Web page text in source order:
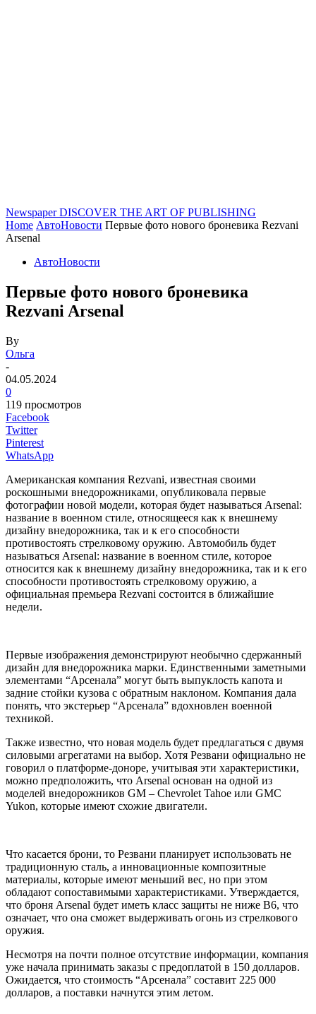
Newspaper DISCOVER THE ART OF PUBLISHING
Home АвтоНовости Первые фото нового броневика Rezvani
Arsenal
АвтоНовости
Первые фото нового броневика
Rezvani Arsenal
By
Ольга
-
04.05.2024
0
119 просмотров
Facebook
Twitter
Pinterest
WhatsApp
Американская компания Rezvani, известная своими
роскошными внедорожниками, опубликовала первые
фотографии новой модели, которая будет называться Arsenal:
название в военном стиле, относящееся как к внешнему
дизайну внедорожника, так и к его способности
противостоять стрелковому оружию. Автомобиль будет
называться Arsenal: название в военном стиле, которое
относится как к внешнему дизайну внедорожника, так и к его
способности противостоять стрелковому оружию, а
официальная премьера Rezvani состоится в ближайшие
недели.
Первые изображения демонстрируют необычно сдержанный
дизайн для внедорожника марки. Единственными заметными
элементами “Арсенала” могут быть выпуклость капота и
задние стойки кузова с обратным наклоном. Компания дала
понять, что экстерьер “Арсенала” вдохновлен военной
техникой.
Также известно, что новая модель будет предлагаться с двумя
силовыми агрегатами на выбор. Хотя Резвани официально не
говорил о платформе-доноре, учитывая эти характеристики,
можно предположить, что Arsenal основан на одной из
моделей внедорожников GM – Chevrolet Tahoe или GMC
Yukon, которые имеют схожие двигатели.
Что касается брони, то Резвани планирует использовать не
традиционную сталь, а инновационные композитные
материалы, которые имеют меньший вес, но при этом
обладают сопоставимыми характеристиками. Утверждается,
что броня Arsenal будет иметь класс защиты не ниже B6, что
означает, что она сможет выдерживать огонь из стрелкового
оружия.
Несмотря на почти полное отсутствие информации, компания
уже начала принимать заказы с предоплатой в 150 долларов.
Ожидается, что стоимость “Арсенала” составит 225 000
долларов, а поставки начнутся этим летом.